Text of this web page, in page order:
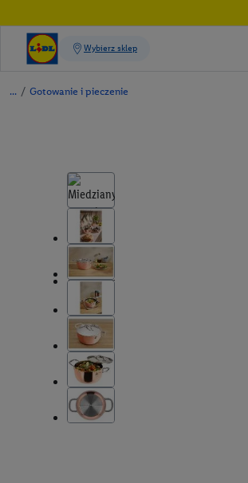
/ Gotowanie i pieczenie